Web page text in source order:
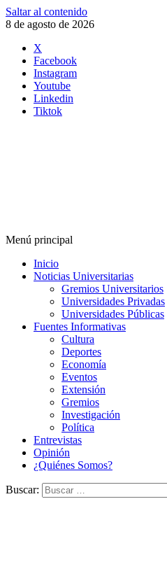
Saltar al contenido
8 de agosto de 2026
X
Facebook
Instagram
Youtube
Linkedin
Tiktok
Menú principal
Inicio
Noticias Universitarias
Gremios Universitarios
Universidades Privadas
Universidades Públicas
Fuentes Informativas
Cultura
Deportes
Economía
Eventos
Extensión
Gremios
Investigación
Política
Entrevistas
Opinión
¿Quiénes Somos?
Buscar: